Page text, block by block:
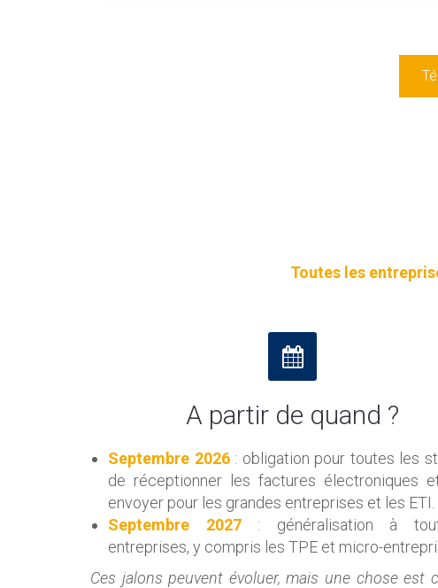
Toutes les
A partir de quand ?
Septembre 2026 : obligation pour toutes les
de réceptionner les factures électroniques
envoyer pour les grandes entreprises et les ETI.
Septembre 2027
: généralisation à
entreprises, y compris les TPE et micro-
Ces jalons peuvent évoluer, mais une chose est